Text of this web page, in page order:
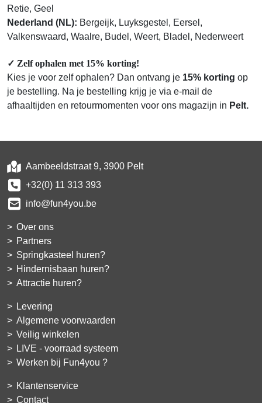
Retie, Geel
Nederland (NL): Bergeijk, Luyksgestel, Eersel,
Valkenswaard, Waalre, Budel, Weert, Bladel, Nederweert
✓ Zelf ophalen met 15% korting!
Kies je voor zelf ophalen? Dan ontvang je 15% korting op
je bestelling. Na je bestelling krijg je via e-mail de
afhaaltijden en retourmomenten voor ons magazijn in Pelt.
Aambeeldstraat 9, 3900 Pelt
+32(0) 11 313 393
info@fun4you.be
Over ons
Partners
Springkasteel huren?
Hindernisbaan huren?
Attractie huren?
Levering
Algemene voorwaarden
Veilig winkelen
LIVE - voorraad systeem
Werken bij Fun4you ?
Klantenservice
Contact